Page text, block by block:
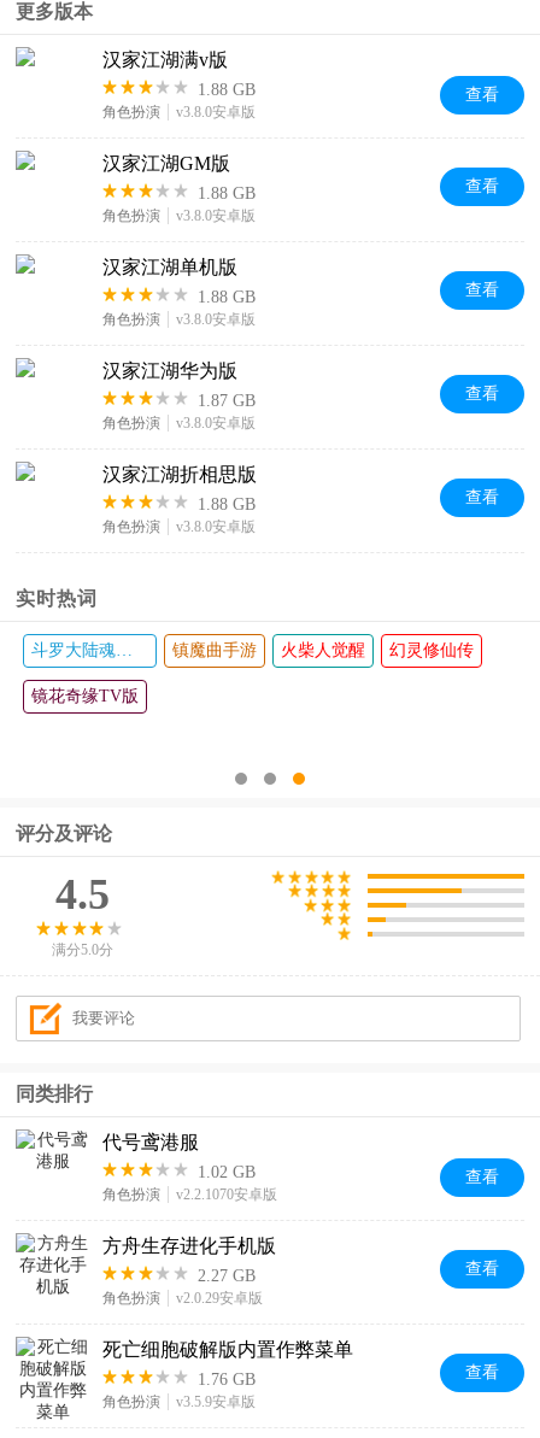
更多版本
汉家江湖满v版
1.88 GB
角色扮演 v3.8.0安卓版
查看
汉家江湖GM版
1.88 GB
角色扮演 v3.8.0安卓版
查看
汉家江湖单机版
1.88 GB
角色扮演 v3.8.0安卓版
查看
汉家江湖华为版
1.87 GB
角色扮演 v3.8.0安卓版
查看
汉家江湖折相思版
1.88 GB
角色扮演 v3.8.0安卓版
查看
实时热词
斗罗大陆魂师对决手游 镇魔曲手游 火柴人觉醒 幻灵修仙传
镜花奇缘TV版
评分及评论
4.5
满分5.0分
同类排行
代号鸢港服
1.02 GB
角色扮演 v2.2.1070安卓版
查看
方舟生存进化手机版
2.27 GB
角色扮演 v2.0.29安卓版
查看
死亡细胞破解版内置作弊菜单
1.76 GB
角色扮演 v3.5.9安卓版
查看